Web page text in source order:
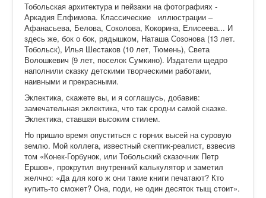
Тобольская архитектура и пейзажи на фотографиях -
Аркадия Елфимова. Классические иллюстрации –
Афанасьева, Белова, Соколова, Кокорина, Елисеева... И
здесь же, бок о бок, рядышком, Наташа Созонова (13 лет.
Тобольск), Илья Шестаков (10 лет, Тюмень), Света
Волошкевич (9 лет, поселок Сумкино). Издатели щедро
наполнили сказку детскими творческими работами,
наивными и прекрасными.
Эклектика, скажете вы, и я соглашусь, добавив:
замечательная эклектика, что так сродни самой сказке.
Эклектика, ставшая высоким стилем.
Но пришло время опуститься с горних высей на суровую
землю. Мой коллега, известный скептик-реалист, взвесив
том «Конек-Горбунок, или Тобольский сказочник Петр
Ершов», прокрутил внутренний калькулятор и заметил
желчно: «Да для кого ж они такие книги печатают? Кто
купить-то сможет? Она, поди, не один десяток тыщ стоит».